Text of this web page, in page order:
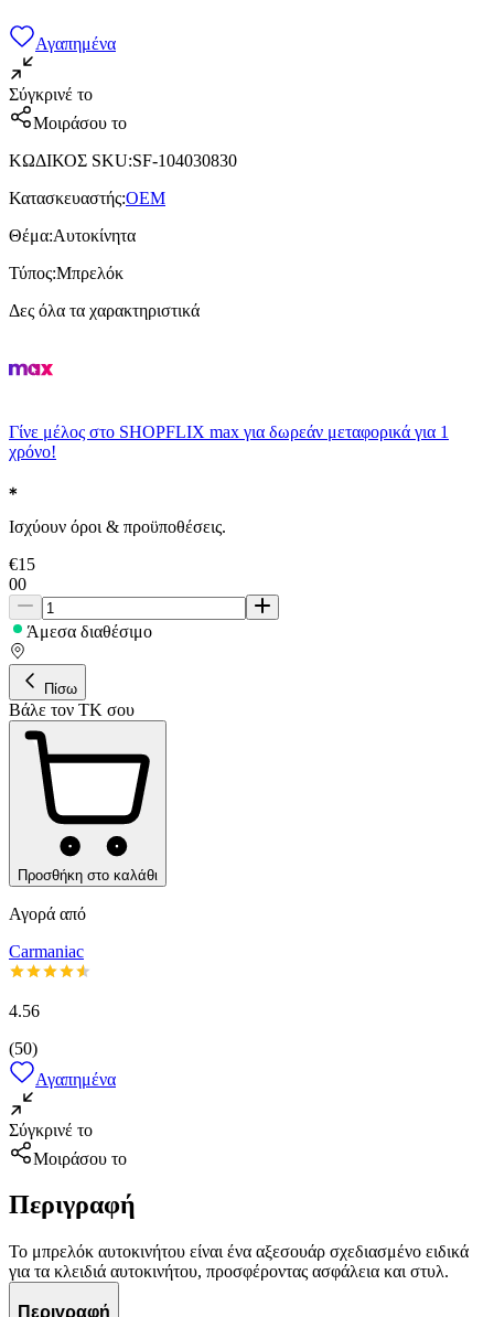
Αγαπημένα
Σύγκρινέ το
Μοιράσου το
ΚΩΔΙΚΟΣ SKU:SF-104030830
Κατασκευαστής:OEM
Θέμα:Αυτοκίνητα
Τύπος:Μπρελόκ
Δες όλα τα χαρακτηριστικά
Γίνε μέλος στο SHOPFLIX max για δωρεάν μεταφορικά για 1
χρόνο!
Ισχύουν όροι & προϋποθέσεις.
€15
00
Άμεσα διαθέσιμο
Πίσω
Βάλε τον ΤΚ σου
Προσθήκη στο καλάθι
Αγορά από
Carmaniac
4.56
(50)
Αγαπημένα
Σύγκρινέ το
Μοιράσου το
Περιγραφή
Το μπρελόκ αυτοκινήτου είναι ένα αξεσουάρ σχεδιασμένο ειδικά
για τα κλειδιά αυτοκινήτου, προσφέροντας ασφάλεια και στυλ.
Περιγραφή